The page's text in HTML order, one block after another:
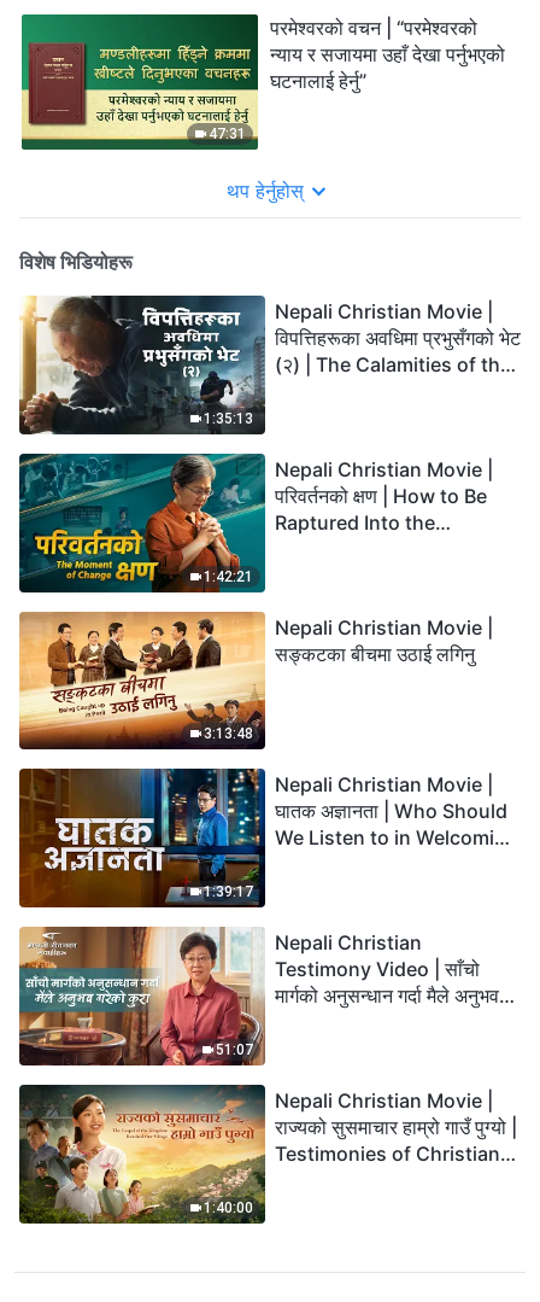
47:31
परमेश्‍वरको वचन | “परमेश्‍वरको
न्याय र सजायमा उहाँ देखा पर्नुभएको
घटनालाई हेर्नु”
थप हेर्नुहोस्
विशेष भिडियोहरू
1:35:13
Nepali Christian Movie |
विपत्तिहरूका अवधिमा प्रभुसँगको भेट
(२) | The Calamities of the
1:42:21
Nepali Christian Movie |
परिवर्तनको क्षण | How to Be
Raptured Into the
3:13:48
Nepali Christian Movie |
सङ्कटका बीचमा उठाई लगिनु
1:39:17
Nepali Christian Movie |
घातक अज्ञानता | Who Should
We Listen to in Welcoming
51:07
Nepali Christian
Testimony Video | साँचो
मार्गको अनुसन्धान गर्दा मैले अनुभव
1:40:00
Nepali Christian Movie |
राज्यको सुसमाचार हाम्रो गाउँ पुग्यो |
Testimonies of Christians